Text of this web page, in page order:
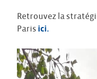
Retrouvez la
Paris ici.